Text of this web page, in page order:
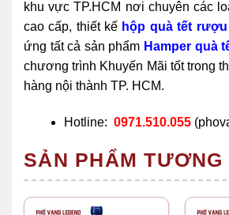
khu vực TP.HCM nơi chuyên các
cao cấp, thiết kế hộp quà tết rượu
ứng tất cả sản phẩm Hamper quà
chương trình Khuyến Mãi tốt trong
hàng nội thành TP. HCM.
Hotline: 0971.510.055
SẢN PHẨM TƯƠNG